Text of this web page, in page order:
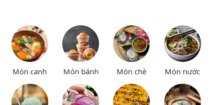
Món canh Món bánh Món chè Món nước